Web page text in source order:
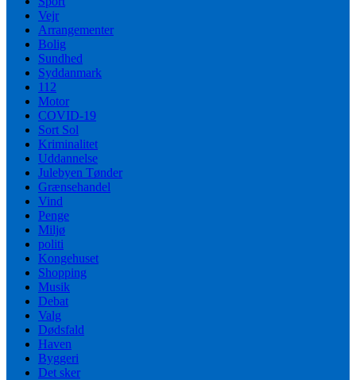
Vejr
Arrangementer
Bolig
Sundhed
Syddanmark
112
Motor
COVID-19
Sort Sol
Kriminalitet
Uddannelse
Julebyen Tønder
Grænsehandel
Vind
Penge
Miljø
politi
Kongehuset
Shopping
Musik
Debat
Valg
Dødsfald
Haven
Byggeri
Det sker